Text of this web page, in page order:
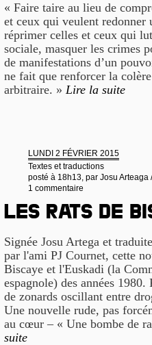
« Faire taire au lieu de
et ceux qui veulent redonner
réprimer celles et ceux qui
sociale, masquer les crimes
de manifestations d’un
ne fait que renforcer la
arbitraire. » Lire la suite
LUNDI 2 FÉVRIER 2015
Textes et traductions
posté à 18h13, par Josu Arteaga
1 commentaire
LES RATS DE
Signée Josu Artega et
par l'ami PJ Cournet, cette
Biscaye et l'Euskadi (la
espagnole) des années
de zonards oscillant entre
Une nouvelle rude, pas
au cœur – « Une bombe de
suite